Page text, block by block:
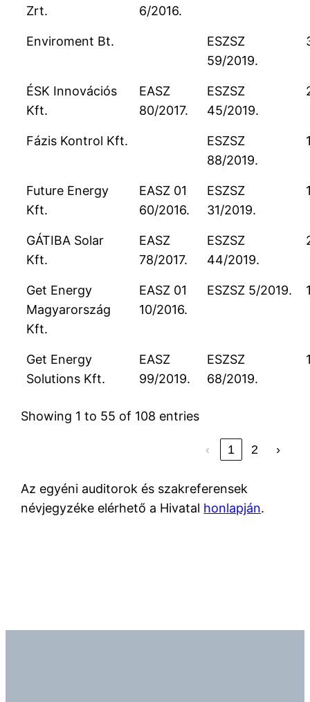
Zrt.
6/2016.
Enviroment Bt.
ESZSZ
59/2019.
ÉSK Innovációs
Kft.
EASZ
80/2017.
ESZSZ
45/2019.
Fázis Kontrol Kft.
ESZSZ
88/2019.
Future Energy
Kft.
EASZ 01
60/2016.
ESZSZ
31/2019.
GÁTIBA Solar
Kft.
EASZ
78/2017.
ESZSZ
44/2019.
Get Energy
Magyarország
Kft.
EASZ 01
10/2016.
ESZSZ 5/2019.
Get Energy
Solutions Kft.
EASZ
99/2019.
ESZSZ
68/2019.
Showing 1 to 55 of 108 entries
‹ 1 2 ›
Az egyéni auditorok és szakreferensek
névjegyzéke elérhető a Hivatal honlapján.